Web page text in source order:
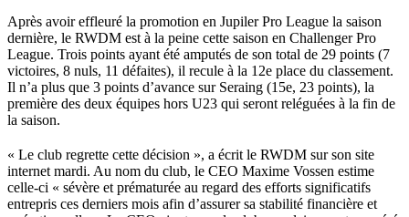
Après avoir effleuré la promotion en Jupiler Pro League la saison
dernière, le RWDM est à la peine cette saison en Challenger Pro
League. Trois points ayant été amputés de son total de 29 points (7
victoires, 8 nuls, 11 défaites), il recule à la 12e place du classement.
Il n’a plus que 3 points d’avance sur Seraing (15e, 23 points), la
première des deux équipes hors U23 qui seront reléguées à la fin de
la saison.
« Le club regrette cette décision », a écrit le RWDM sur son site
internet mardi. Au nom du club, le CEO Maxime Vossen estime
celle-ci « sévère et prématurée au regard des efforts significatifs
entrepris ces derniers mois afin d’assurer sa stabilité financière et